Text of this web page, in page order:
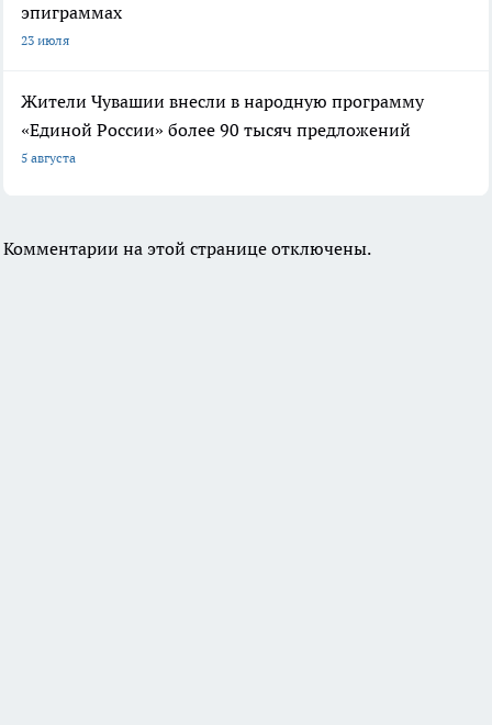
эпиграммах
23 июля
Жители Чувашии внесли в народную программу
«Единой России» более 90 тысяч предложений
5 августа
Комментарии на этой странице отключены.